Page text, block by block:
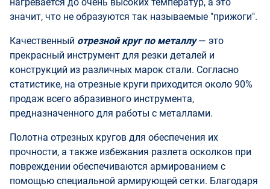
значит, что не образуются так называемые "прижоги".
Качественный отрезной круг по металлу— это
прекрасный инструмент для резки деталей и
конструкций из различных марок стали. Согласно
статистике, на отрезные круги приходится около 90%
продаж всего абразивного инструмента,
предназначенного для работы с металлами.
Полотна отрезных кругов для обеспечения их
прочности, а также избежания разлета осколков при
повреждении обеспечиваются армированием с
помощью специальной армирующей сетки. Благодаря